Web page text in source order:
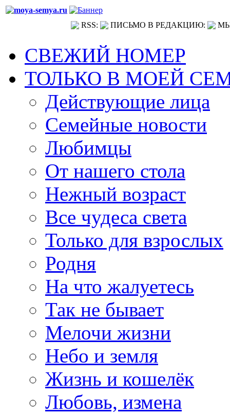
RSS: ПИСЬМО В РЕДАКЦИЮ:
СВЕЖИЙ НОМЕР
ТОЛЬКО В МОЕЙ
Действующие лица
Семейные новости
Любимцы
От нашего стола
Нежный возраст
Все чудеса света
Только для взрослых
Родня
На что жалуетесь
Так не бывает
Мелочи жизни
Небо и земля
Жизнь и кошелёк
Любовь, измена